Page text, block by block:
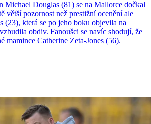
Michael Douglas (81) se na Mallorce dočkal
větší pozornost než prestižní ocenění ale
(23), která se po jeho boku objevila na
obdiv. Fanoušci se navíc shodují, že
mamince Catherine Zeta-Jones (56).